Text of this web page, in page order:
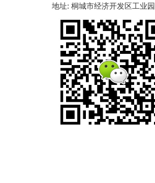
地址: 桐城市经济开发区工业园